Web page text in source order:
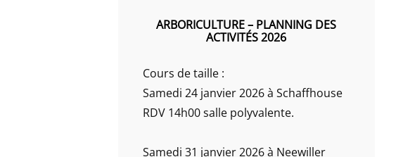
ARBORICULTURE – PLANNING DES
ACTIVITÉS 2026
Cours de taille :
Samedi 24 janvier 2026 à Schaffhouse
RDV 14h00 salle polyvalente.
Samedi 31 janvier 2026 à Neewiller